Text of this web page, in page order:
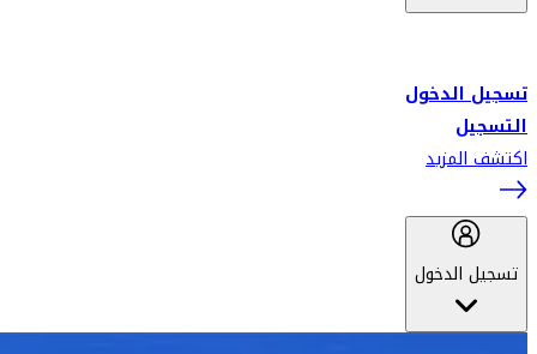
تسجيل الدخول
التسجيل
اكتشف المزيد
تسجيل الدخول